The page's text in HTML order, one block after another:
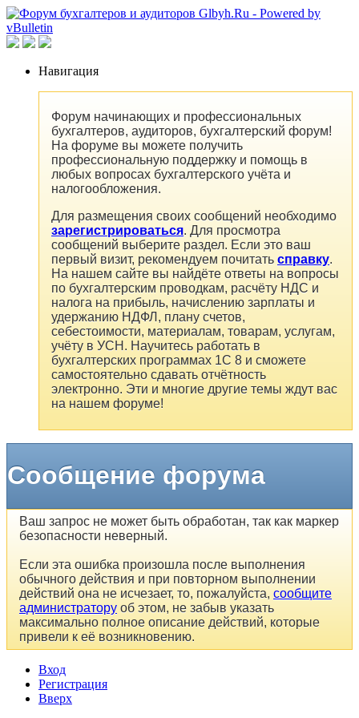
Навигация
Форум начинающих и профессиональных
бухгалтеров, аудиторов, бухгалтерский форум!
На форуме вы можете получить
профессиональную поддержку и помощь в
любых вопросах бухгалтерского учёта и
налогообложения.
Для размещения своих сообщений необходимо
зарегистрироваться. Для просмотра
сообщений выберите раздел. Если это ваш
первый визит, рекомендуем почитать справку.
На нашем сайте вы найдёте ответы на вопросы
по бухгалтерским проводкам, расчёту НДС и
налога на прибыль, начислению зарплаты и
удержанию НДФЛ, плану счетов,
себестоимости, материалам, товарам, услугам,
учёту в УСН. Научитесь работать в
бухгалтерских программах 1С 8 и сможете
самостоятельно сдавать отчётность
электронно. Эти и многие другие темы ждут вас
на нашем форуме!
Сообщение форума
Ваш запрос не может быть обработан, так как маркер
безопасности неверный.
Если эта ошибка произошла после выполнения
обычного действия и при повторном выполнении
действий она не исчезает, то, пожалуйста, сообщите
администратору об этом, не забыв указать
максимально полное описание действий, которые
привели к её возникновению.
Вход
Регистрация
Вверх